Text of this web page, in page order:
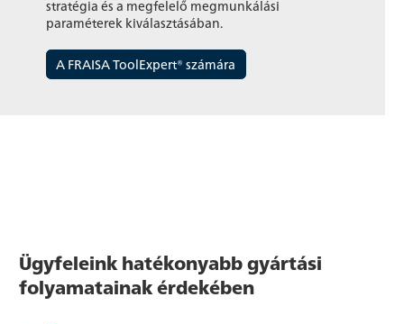
stratégia és a megfelelő megmunkálási
paraméterek kiválasztásában.
A FRAISA ToolExpert® számára
Ügyfeleink hatékonyabb gyártási
folyamatainak érdekében